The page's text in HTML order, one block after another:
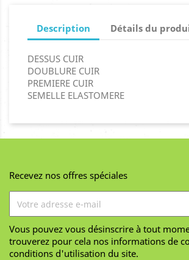
Description Détails du
DESSUS CUIR
DOUBLURE CUIR
PREMIERE CUIR
SEMELLE ELASTOMERE
Recevez nos offres spéciales
Vous pouvez vous désinscrire à tout
trouverez pour cela nos informations de
conditions d'utilisation du site.